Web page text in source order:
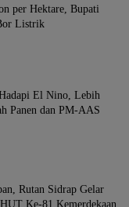
per Hektare, Bupati
Listrik
El Nino, Lebih
Panen dan PM-AAS
Rutan Sidrap Gelar
Ke-81 Kemerdekaan